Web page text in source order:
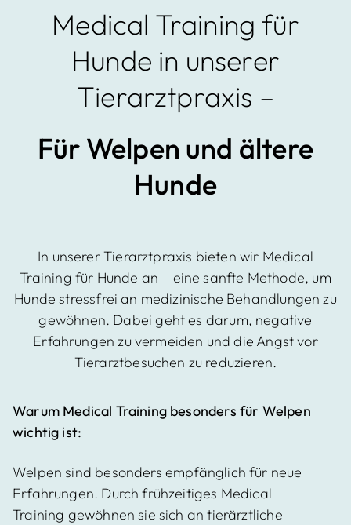
Steinin
ger
Windo
Vilshof
en
Medical Training für
Hunde in unserer
Tierarztpraxis –
Für Welpen und ältere
Hunde
In unserer Tierarztpraxis bieten wir Medical
Training für Hunde an – eine sanfte Methode, um
Hunde stressfrei an medizinische Behandlungen zu
gewöhnen. Dabei geht es darum, negative
Erfahrungen zu vermeiden und die Angst vor
Tierarztbesuchen zu reduzieren.
Warum Medical Training besonders für Welpen
wichtig ist:
Welpen sind besonders empfänglich für neue
Erfahrungen. Durch frühzeitiges Medical
Training gewöhnen sie sich an tierärztliche